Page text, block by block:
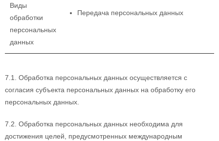
Виды
обработки
персональных
данных
Передача персональных данных
7.1. Обработка персональных данных осуществляется с
согласия субъекта персональных данных на обработку его
персональных данных.
7.2. Обработка персональных данных необходима для
достижения целей, предусмотренных международным